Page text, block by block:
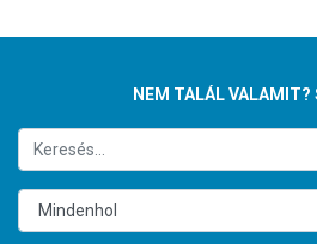
NEM TALÁL VALAMIT?